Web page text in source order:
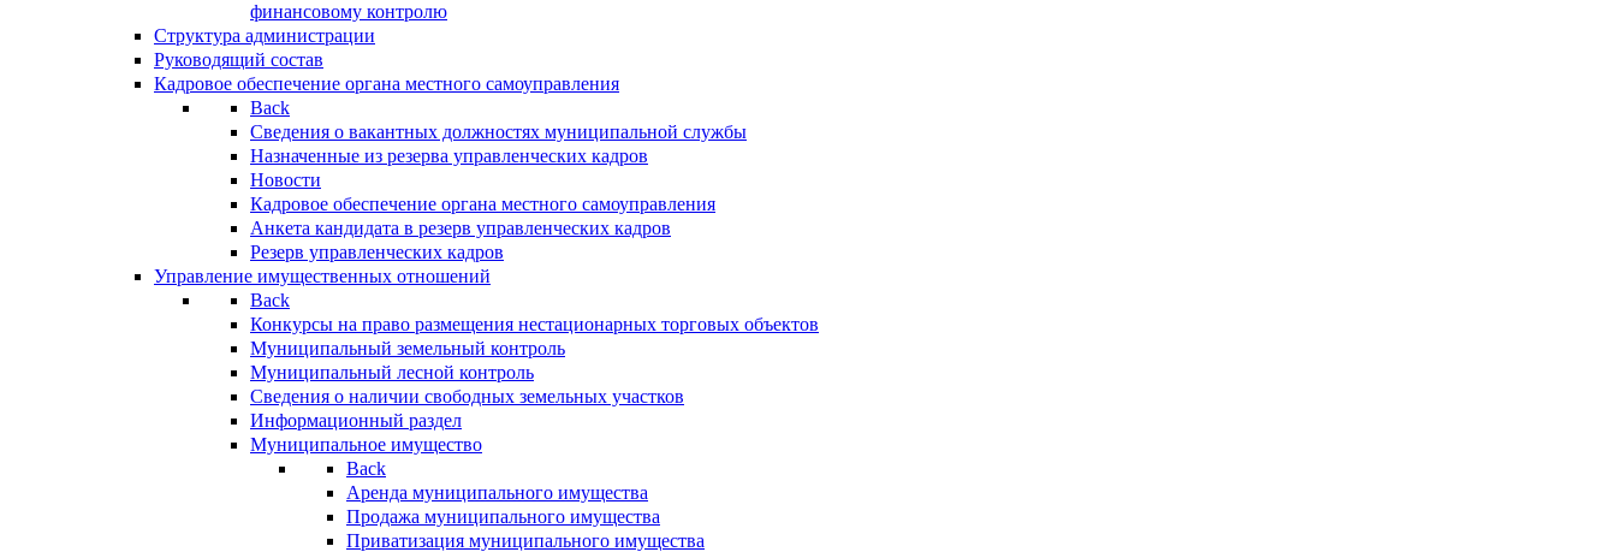
финансовому контролю
Структура администрации
Руководящий состав
Кадровое обеспечение органа местного самоуправления
Back
Сведения о вакантных должностях муниципальной службы
Назначенные из резерва управленческих кадров
Новости
Кадровое обеспечение органа местного самоуправления
Анкета кандидата в резерв управленческих кадров
Резерв управленческих кадров
Управление имущественных отношений
Back
Конкурсы на право размещения нестационарных торговых объектов
Муниципальный земельный контроль
Муниципальный лесной контроль
Сведения о наличии свободных земельных участков
Информационный раздел
Муниципальное имущество
Back
Аренда муниципального имущества
Продажа муниципального имущества
Приватизация муниципального имущества